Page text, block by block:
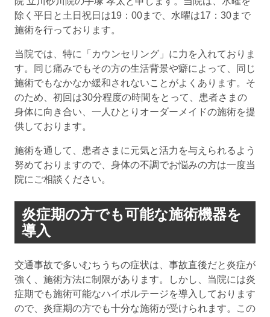
除く平日と土日祝日は19：00まで、水曜は17：30まで
施術を行っております。
当院では、特に「カウンセリング」に力を入れておりま
す。同じ痛みでもその方の生活背景や癖によって、同じ
施術でもなかなか緩和されないことがよくあります。そ
のため、初回は30分程度の時間をとって、患者さまの
身体に向き合い、一人ひとりオーダーメイドの施術を提
供しております。
施術を通して、患者さまに元気と活力を与えられるよう
努めておりますので、身体の不調でお悩みの方は一度当
院にご相談ください。
炎症期の方でも可能な施術機器を
導入
交通事故で多いむちうちの症状は、事故直後だと炎症が
強く、施術方法に制限があります。しかし、当院には炎
症期でも施術可能なハイボルテージを導入しております
ので、炎症期の方でも十分な施術が受けられます。この